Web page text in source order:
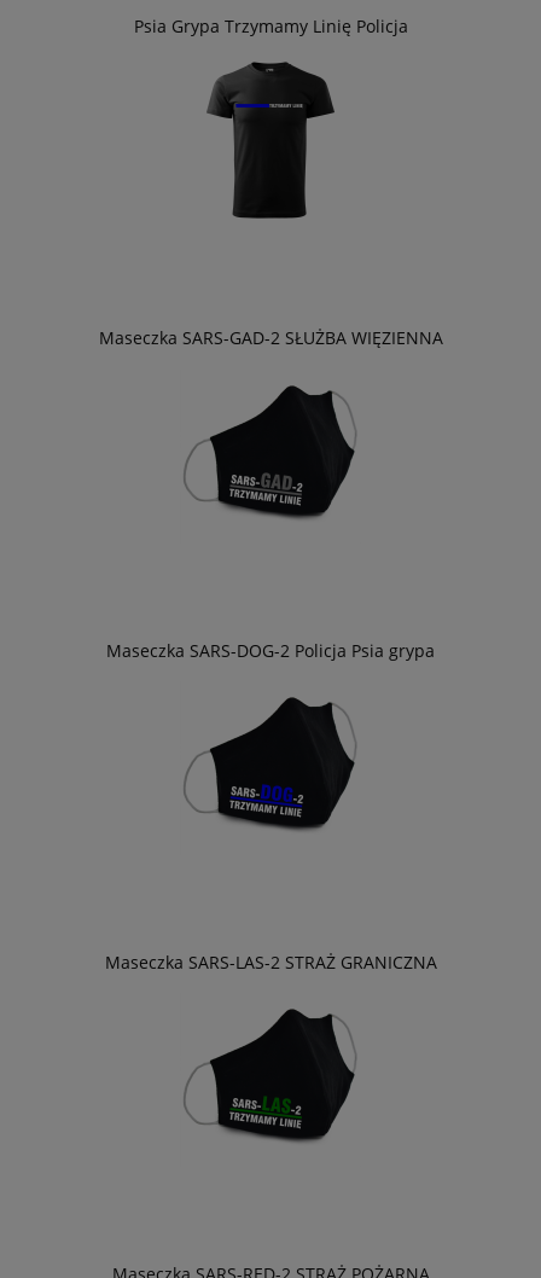
Psia Grypa Trzymamy Linię Policja
Maseczka SARS-GAD-2 SŁUŻBA WIĘZIENNA
Maseczka SARS-DOG-2 Policja Psia grypa
Maseczka SARS-LAS-2 STRAŻ GRANICZNA